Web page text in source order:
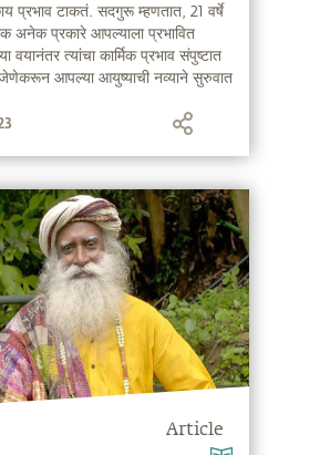
प्रभाव टाकतं. सदगुरू म्हणतात, 21 वर्षे
अनेक प्रकारे आपल्याला प्रभावित
वयानंतर त्यांचा कार्मिक प्रभाव संपुष्टात
आपल्या आयुष्याची नव्याने सुरुवात
Article